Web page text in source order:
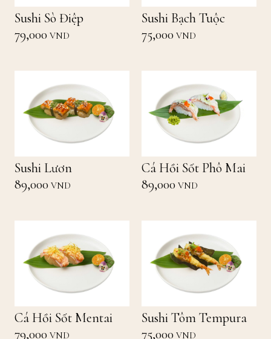
Sushi Sò Điệp
79,000 VND
Sushi Bạch Tuộc
75,000 VND
Sushi Lươn
89,000 VND
Cá Hồi Sốt Phô Mai
89,000 VND
Cá Hồi Sốt Mentai
79,000 VND
Sushi Tôm Tempura
75,000 VND